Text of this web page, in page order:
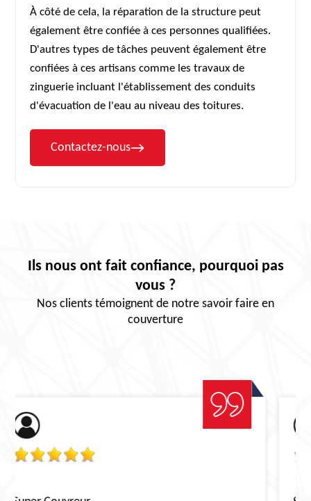
À côté de cela, la réparation de la structure peut
également être confiée à ces personnes qualifiées.
D'autres types de tâches peuvent également être
confiées à ces artisans comme les travaux de
zinguerie incluant l'établissement des conduits
d'évacuation de l'eau au niveau des toitures.
Contactez-nous
Ils nous ont fait confiance, pourquoi pas
vous ?
Nos clients témoignent de notre savoir faire en
couverture